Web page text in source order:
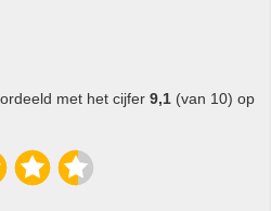
met het cijfer 9,1 (van 10) op